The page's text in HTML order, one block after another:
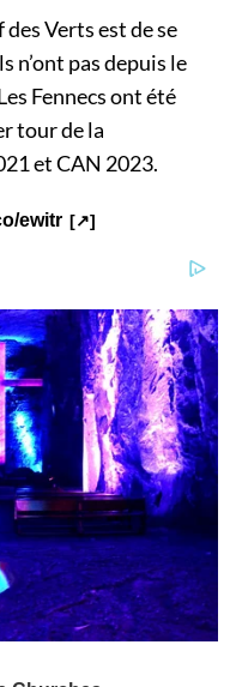
Verts est de se
n’ont pas depuis le
Fennecs ont été
tour de la
et CAN 2023.
ewitr